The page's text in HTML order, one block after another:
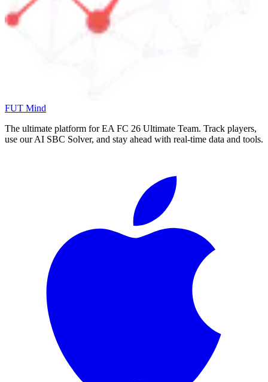
FUT Mind
The ultimate platform for EA FC 26 Ultimate Team. Track players,
use our AI SBC Solver, and stay ahead with real-time data and tools.